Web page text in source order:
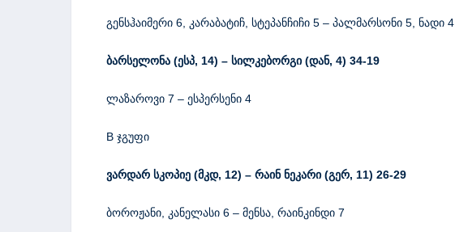
გენსჰაიმერი 6, კარაბატიჩ, სტეპანჩიჩი 5 – პალმარსონი 5, ნადი 4
ბარსელონა (ესპ, 14) – სილკებორგი (დან, 4) 34-19
ლაზაროვი 7 – ესპერსენი 4
B ჯგუფი
ვარდარ სკოპიე (მკდ, 12) – რაინ ნეკარი (გერ, 11) 26-29
ბოროჟანი, კანელასი 6 – მენსა, რაინკინდი 7